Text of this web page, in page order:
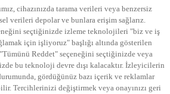
TV
cihazınızda tarama verileri veya benzersiz
verileri depolar ve bunlara erişim sağlarız.
seçtiğinizde izleme teknolojileri "biz ve iş
için işliyoruz" başlığı altında gösterilen
Reddet" seçeneğini seçtiğinizde veya
bu teknoloji devre dışı kalacaktır. İzleyicilerin
durumunda, gördüğünüz bazı içerik ve reklamlar
Tercihlerinizi değiştirmek veya onayınızı geri